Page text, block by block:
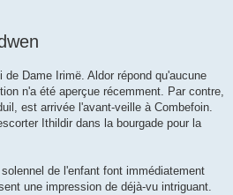
de Dame Irimë. Aldor répond qu'aucune
n'a été aperçue récemment. Par contre,
est arrivée l'avant-veille à Combefoin.
Ithildir dans la bourgade pour la
de l'enfant font immédiatement
une impression de déjà-vu intriguant.